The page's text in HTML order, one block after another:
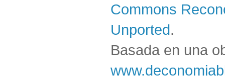
Commons
Unported.
Basada en una